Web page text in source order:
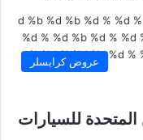
عروض كرايسلر
للسيارات